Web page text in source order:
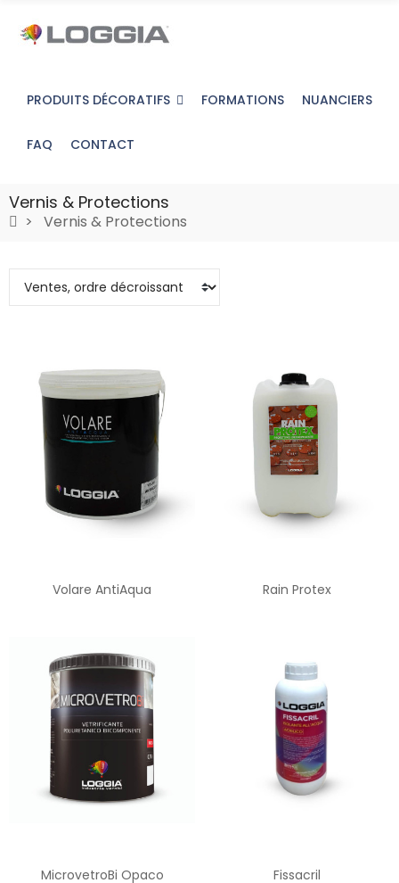
PRODUITS DÉCORATIFS FORMATIONS NUANCIERS
FAQ CONTACT
Vernis & Protections
Vernis & Protections
Volare AntiAqua Rain Protex
MicrovetroBi Opaco Fissacril